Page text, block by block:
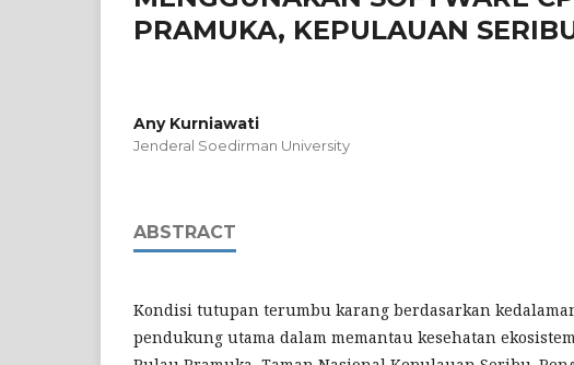
PRAMUKA, KEPULAUAN
Any Kurniawati
Jenderal Soedirman University
ABSTRACT
Kondisi tutupan terumbu karang berdasarkan
pendukung utama dalam memantau kesehatan